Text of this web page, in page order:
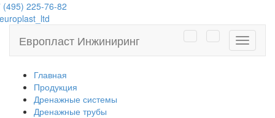
(495) 225-76-82
Европласт Инжиниринг
Главная
Продукция
Дренажные системы
Дренажные трубы